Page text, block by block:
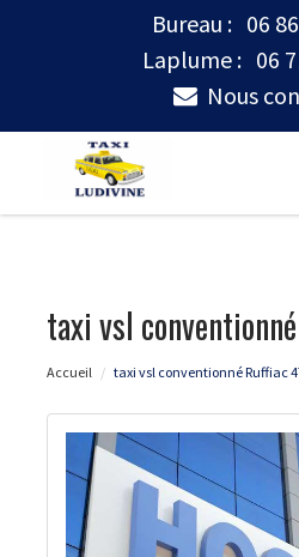
Bureau : 06
Laplume : 06
Nous
taxi vsl
Accueil taxi vsl conventionné Ruffiac